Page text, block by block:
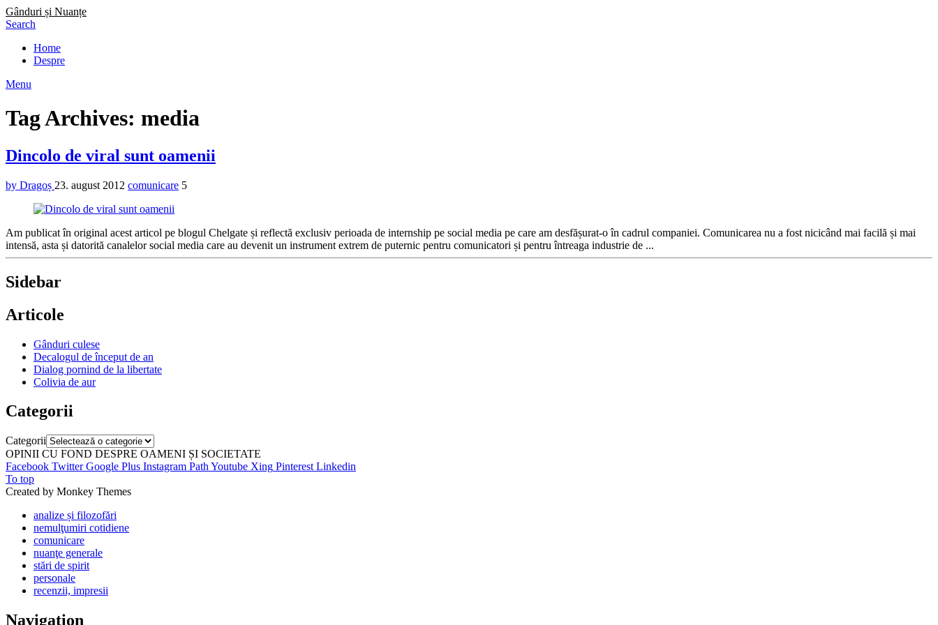
Gânduri și Nuanțe
Search
Home
Despre
Menu
Tag Archives: media
Dincolo de viral sunt oamenii
by Dragoș 23. august 2012 comunicare 5
Am publicat în original acest articol pe blogul Chelgate și reflectă exclusiv perioada de internship pe social media pe care am desfășurat-o în cadrul companiei. Comunicarea nu a fost nicicând mai facilă și mai
intensă, asta și datorită canalelor social media care au devenit un instrument extrem de puternic pentru comunicatori și pentru întreaga industrie de ...
Sidebar
Articole
Gânduri culese
Decalogul de început de an
Dialog pornind de la libertate
Colivia de aur
Categorii
Categorii
OPINII CU FOND DESPRE OAMENI ȘI SOCIETATE
Facebook Twitter Google Plus Instagram Path Youtube Xing Pinterest Linkedin
To top
Created by Monkey Themes
analize și filozofări
nemulţumiri cotidiene
comunicare
nuanţe generale
stări de spirit
personale
recenzii, impresii
Navigation